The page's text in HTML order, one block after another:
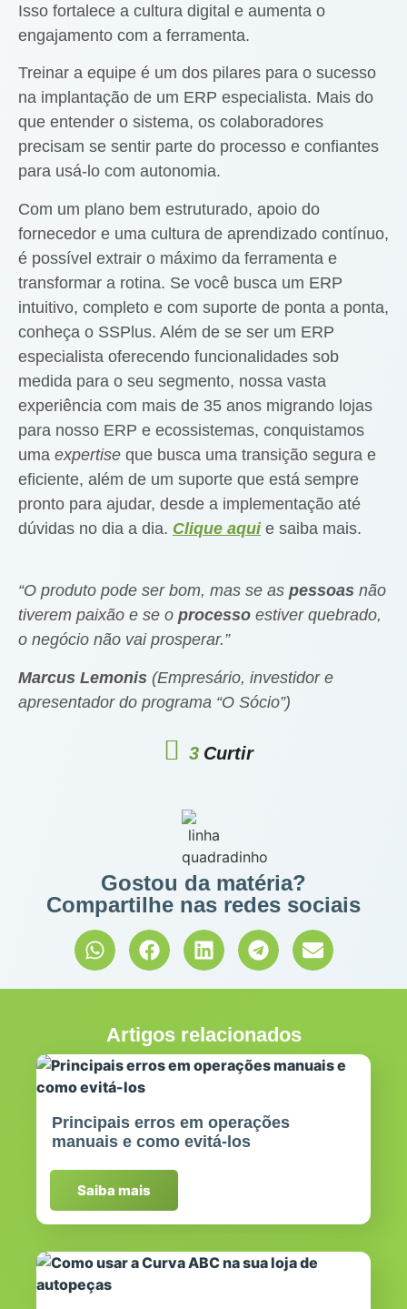
Isso fortalece a cultura digital e aumenta o
engajamento com a ferramenta.
Treinar a equipe é um dos pilares para o sucesso
na implantação de um ERP especialista. Mais do
que entender o sistema, os colaboradores
precisam se sentir parte do processo e confiantes
para usá-lo com autonomia.
Com um plano bem estruturado, apoio do
fornecedor e uma cultura de aprendizado contínuo,
é possível extrair o máximo da ferramenta e
transformar a rotina. Se você busca um ERP
intuitivo, completo e com suporte de ponta a ponta,
conheça o SSPlus. Além de se ser um ERP
especialista oferecendo funcionalidades sob
medida para o seu segmento, nossa vasta
experiência com mais de 35 anos migrando lojas
para nosso ERP e ecossistemas, conquistamos
uma expertise que busca uma transição segura e
eficiente, além de um suporte que está sempre
pronto para ajudar, desde a implementação até
dúvidas no dia a dia. Clique aquie saiba mais.
“O produto pode ser bom, mas se as pessoas não
tiverem paixão e se o processo estiver quebrado,
o negócio não vai prosperar.”
Marcus Lemonis (Empresário, investidor e
apresentador do programa “O Sócio”)
3 Curtir
Gostou da matéria?
Compartilhe nas redes sociais
Artigos relacionados
Principais erros em operações
manuais e como evitá-los
Saiba mais